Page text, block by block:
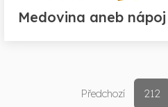
Medovina aneb
Předchozí 212